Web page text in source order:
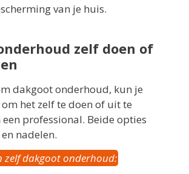
van je huis.
zelf doen of
dakgoot onderhoud, kun je
het zelf te doen of uit te
professional. Beide opties
nadelen.
zelf dakgoot onderhoud: